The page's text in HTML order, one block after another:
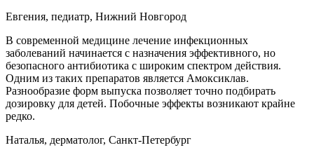
Евгения, педиатр, Нижний Новгород
В современной медицине лечение инфекционных
заболеваний начинается с назначения эффективного, но
безопасного антибиотика с широким спектром действия.
Одним из таких препаратов является Амоксиклав.
Разнообразие форм выпуска позволяет точно подбирать
дозировку для детей. Побочные эффекты возникают крайне
редко.
Наталья, дерматолог, Санкт-Петербург